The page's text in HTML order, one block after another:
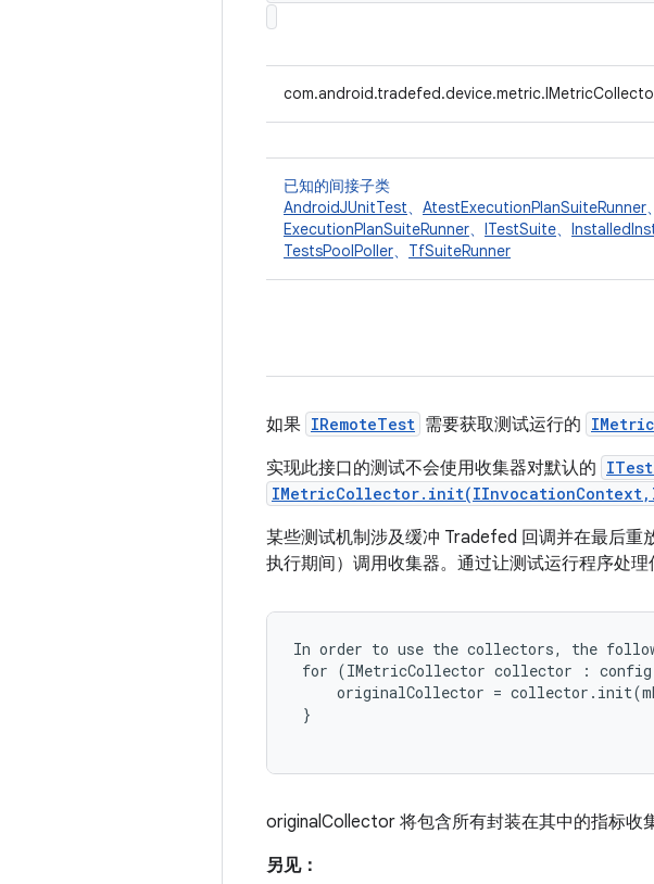
已知的间接子类
AndroidJUnitTest、 AtestExecutionPlanSuiteRunner、
ExecutionPlanSuiteRunner、 ITestSuite、
TestsPoolPoller、 TfSuiteRunner
如果 IRemoteTest 需要获取测试运行的
实现此接口的测试不会使用收集器对默认的
某些测试机制涉及缓冲 Tradefed 回调并在最后重
执行期间）调用收集器。通过让测试运行程序处
In order to use the collectors, the
for (IMetricCollector collector :
originalCollector =
}
originalCollector 将包含所有封装在其中的指标收
另见：